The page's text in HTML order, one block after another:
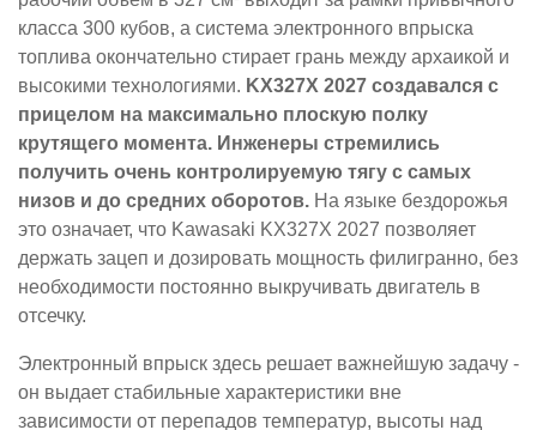
класса 300 кубов, а система электронного впрыска
топлива окончательно стирает грань между архаикой и
высокими технологиями. KX327X 2027 создавался с
прицелом на максимально плоскую полку
крутящего момента. Инженеры стремились
получить очень контролируемую тягу с самых
низов и до средних оборотов. На языке бездорожья
это означает, что Kawasaki KX327X 2027 позволяет
держать зацеп и дозировать мощность филигранно, без
необходимости постоянно выкручивать двигатель в
отсечку.
Электронный впрыск здесь решает важнейшую задачу -
он выдает стабильные характеристики вне
зависимости от перепадов температур, высоты над